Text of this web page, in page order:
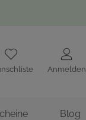
Anmelden
Blog